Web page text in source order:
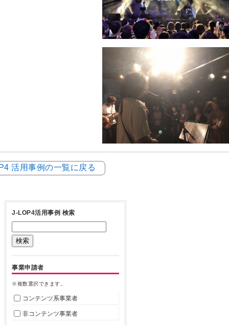
活用事例の一覧に戻る
J-LOP4活用事例 検索
事業申請者
※複数選択できます。
コンテンツ系事業者
非コンテンツ事業者